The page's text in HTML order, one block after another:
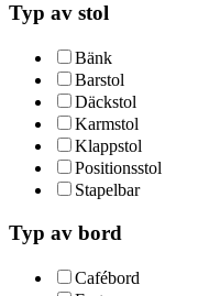
Typ av stol
Bänk
Barstol
Däckstol
Karmstol
Klappstol
Positionsstol
Stapelbar
Typ av bord
Cafébord